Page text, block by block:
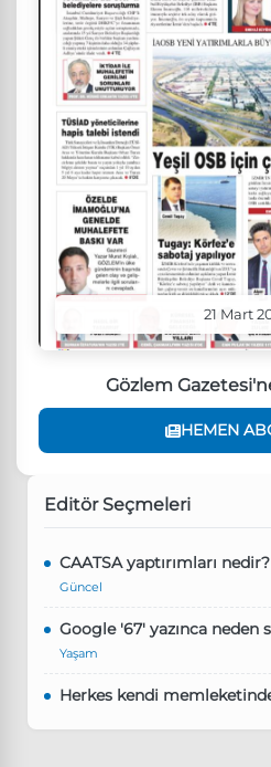
21 Mart
Gözlem
HEMEN
Editör Seçmeleri
CAATSA yaptırımları nedir?
Güncel
Google '67' yazınca neden
Yaşam
Herkes kendi